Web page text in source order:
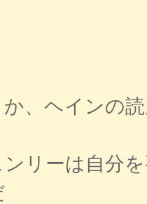
、ヘインの
リーは自分